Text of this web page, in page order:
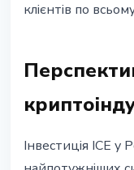
клієнтів по
Інвестиція ICE у